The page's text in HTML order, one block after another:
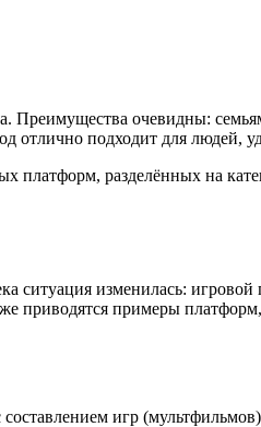
Преимущества очевидны:
отлично подходит для людей,
платформ, разделённых на
ситуация изменилась: игровой
приводятся примеры
игр